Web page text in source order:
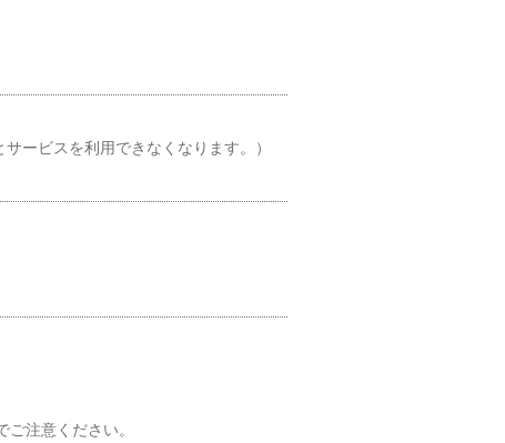
ービスを利用できなくなります。）
注意ください。